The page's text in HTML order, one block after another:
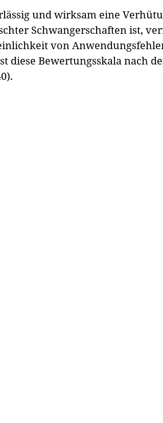
und wirksam eine
Schwangerschaften ist,
von
diese Bewertungsskala nach